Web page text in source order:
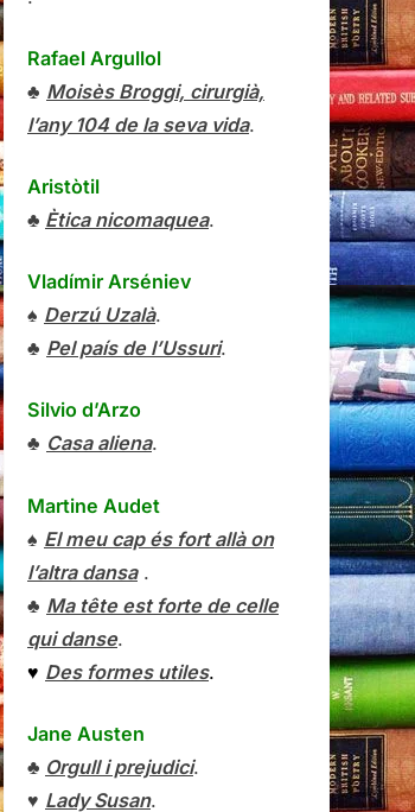
Rafael Argullol
♣ Moisès Broggi, cirurgià,
l’any 104 de la seva vida.
Aristòtil
♣ Ètica nicomaquea.
Vladímir Arséniev
♠ Derzú Uzalà.
♣ Pel país de l’Ussuri.
Silvio d’Arzo
♣ Casa aliena.
Martine Audet
♠ El meu cap és fort allà on
l’altra dansa.
♣ Ma tête est forte de celle
qui danse.
♥ Des formes utiles.
Jane Austen
♣ Orgull i prejudici.
♥ Lady Susan.